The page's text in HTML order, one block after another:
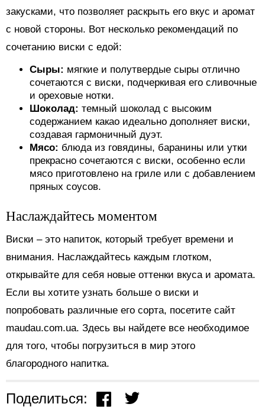
закусками, что позволяет раскрыть его вкус и аромат
с новой стороны. Вот несколько рекомендаций по
сочетанию виски с едой:
Сыры: мягкие и полутвердые сыры отлично
сочетаются с виски, подчеркивая его сливочные
и ореховые нотки.
Шоколад: темный шоколад с высоким
содержанием какао идеально дополняет виски,
создавая гармоничный дуэт.
Мясо: блюда из говядины, баранины или утки
прекрасно сочетаются с виски, особенно если
мясо приготовлено на гриле или с добавлением
пряных соусов.
Наслаждайтесь моментом
Виски – это напиток, который требует времени и
внимания. Наслаждайтесь каждым глотком,
открывайте для себя новые оттенки вкуса и аромата.
Если вы хотите узнать больше о виски и
попробовать различные его сорта, посетите сайт
maudau.com.ua. Здесь вы найдете все необходимое
для того, чтобы погрузиться в мир этого
благородного напитка.
Поделиться: